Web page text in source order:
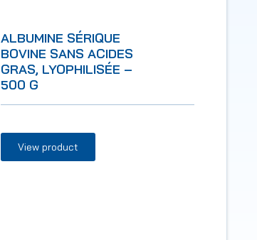
ALBUMINE SÉRIQUE
BOVINE SANS ACIDES
GRAS, LYOPHILISÉE –
500 G
View product